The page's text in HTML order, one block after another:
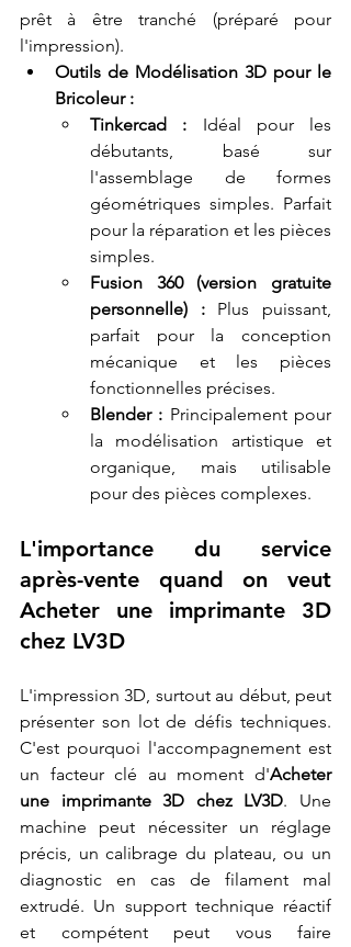
prêt à être tranché (préparé pour
l'impression).
Outils de Modélisation 3D pour le
Bricoleur :
Tinkercad : Idéal pour les
débutants, basé sur
l'assemblage de formes
géométriques simples. Parfait
pour la réparation et les pièces
simples.
Fusion 360 (version gratuite
personnelle) : Plus puissant,
parfait pour la conception
mécanique et les pièces
fonctionnelles précises.
Blender : Principalement pour
la modélisation artistique et
organique, mais utilisable
pour des pièces complexes.
L'importance du service
après-vente quand on veut
Acheter une imprimante 3D
chez LV3D
L'impression 3D, surtout au début, peut
présenter son lot de défis techniques.
C'est pourquoi l'accompagnement est
un facteur clé au moment d'Acheter
une imprimante 3D chez LV3D. Une
machine peut nécessiter un réglage
précis, un calibrage du plateau, ou un
diagnostic en cas de filament mal
extrudé. Un support technique réactif
et compétent peut vous faire